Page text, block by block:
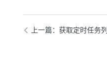
上一篇：获取定时任务